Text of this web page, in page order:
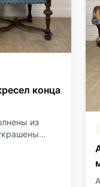
конца
из